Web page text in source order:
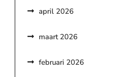
april 2026
maart 2026
februari 2026